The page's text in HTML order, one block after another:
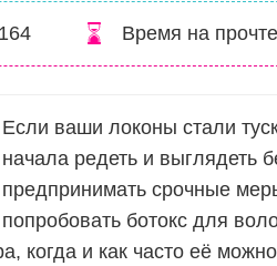
Время на
Если ваши локоны стали
начала редеть и выглядеть
предпринимать срочные
попробовать ботокс для
когда и как часто её